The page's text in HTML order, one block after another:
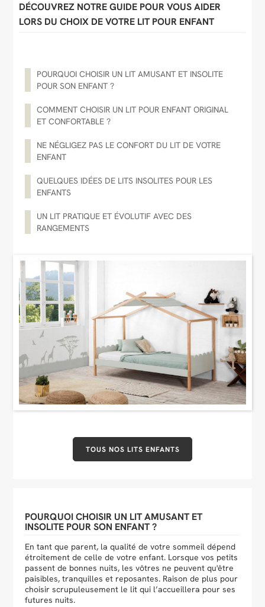
Conseil sur mesure
DÉCOUVREZ NOTRE GUIDE POUR VOUS AIDER
LORS DU CHOIX DE VOTRE LIT POUR ENFANT
POURQUOI CHOISIR UN LIT AMUSANT ET INSOLITE
POUR SON ENFANT ?
COMMENT CHOISIR UN LIT POUR ENFANT ORIGINAL
ET CONFORTABLE ?
NE NÉGLIGEZ PAS LE CONFORT DU LIT DE VOTRE
ENFANT
QUELQUES IDÉES DE LITS INSOLITES POUR LES
ENFANTS
UN LIT PRATIQUE ET ÉVOLUTIF AVEC DES
RANGEMENTS
TOUS NOS LITS ENFANTS
POURQUOI CHOISIR UN LIT AMUSANT ET
INSOLITE POUR SON ENFANT ?
En tant que parent, la qualité de votre sommeil dépend
étroitement de celle de votre enfant. Lorsque vos petits
passent de bonnes nuits, les vôtres ne peuvent qu'être
paisibles, tranquilles et reposantes. Raison de plus pour
choisir scrupuleusement le lit qui l’accueillera pour ses
futures nuits.